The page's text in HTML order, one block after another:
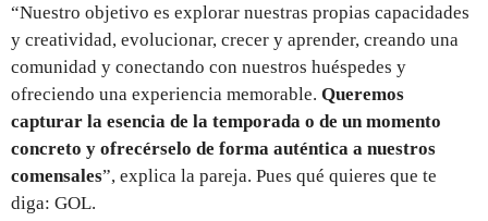
“Nuestro objetivo es explorar nuestras propias capacidades
y creatividad, evolucionar, crecer y aprender, creando una
comunidad y conectando con nuestros huéspedes y
ofreciendo una experiencia memorable. Queremos
capturar la esencia de la temporada o de un momento
concreto y ofrecérselo de forma auténtica a nuestros
comensales”, explica la pareja. Pues qué quieres que te
diga: GOL.